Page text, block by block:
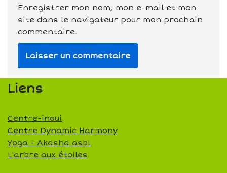
Enregistrer mon nom, mon e-mail et mon
site dans le navigateur pour mon prochain
commentaire.
Liens
Centre-inoui
Centre Dynamic Harmony
Yoga - Akasha asbl
L'arbre aux étoiles